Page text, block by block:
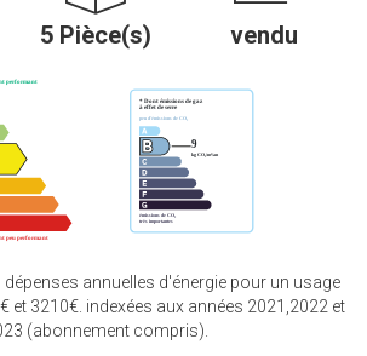
5 Pièce(s) vendu
annuelles d'énergie pour un usage
et 3210€. indexées aux années 2021,2022 et
(abonnement compris).